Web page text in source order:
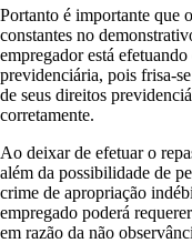
Portanto é importante que
constantes no
empregador está
previdenciária, pois frisa-
de seus direitos
corretamente.
Ao deixar de efetuar o
além da possibilidade de
crime de apropriação
empregado poderá
em razão da não